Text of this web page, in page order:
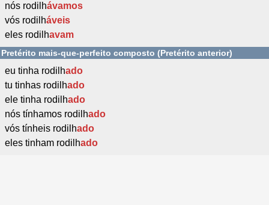
nós rodilhávamos
vós rodilháveis
eles rodilhavam
Pretérito mais-que-perfeito composto (Pretérito anterior)
eu tinha rodilhado
tu tinhas rodilhado
ele tinha rodilhado
nós tínhamos rodilhado
vós tínheis rodilhado
eles tinham rodilhado